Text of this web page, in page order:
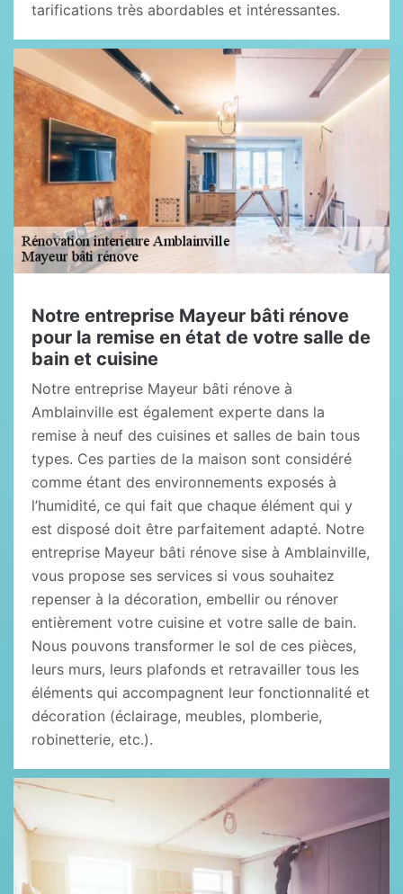
tarifications très abordables et intéressantes.
Notre entreprise Mayeur bâti rénove
pour la remise en état de votre salle de
bain et cuisine
Notre entreprise Mayeur bâti rénove à
Amblainville est également experte dans la
remise à neuf des cuisines et salles de bain tous
types. Ces parties de la maison sont considéré
comme étant des environnements exposés à
l’humidité, ce qui fait que chaque élément qui y
est disposé doit être parfaitement adapté. Notre
entreprise Mayeur bâti rénove sise à Amblainville,
vous propose ses services si vous souhaitez
repenser à la décoration, embellir ou rénover
entièrement votre cuisine et votre salle de bain.
Nous pouvons transformer le sol de ces pièces,
leurs murs, leurs plafonds et retravailler tous les
éléments qui accompagnent leur fonctionnalité et
décoration (éclairage, meubles, plomberie,
robinetterie, etc.).